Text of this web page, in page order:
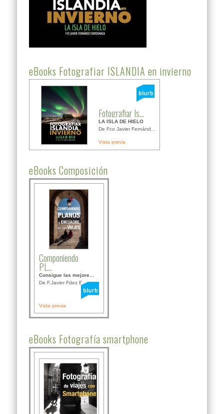
eBooks Fotografiar ISLANDIA en invierno
Fotografiar Is...
LA ISLA DE HIELO
De Fco Javier Fernánd...
Vista previa
eBooks Composición
Componiendo
PL...
Consigue las mejore...
De F.Javier Fdez Bor...
Vista previa
eBooks Fotografía smartphone